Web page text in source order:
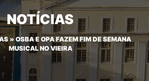
NOTÍCIAS
» OSBA E OPA FAZEM FIM DE SEMANA
MUSICAL NO VIEIRA